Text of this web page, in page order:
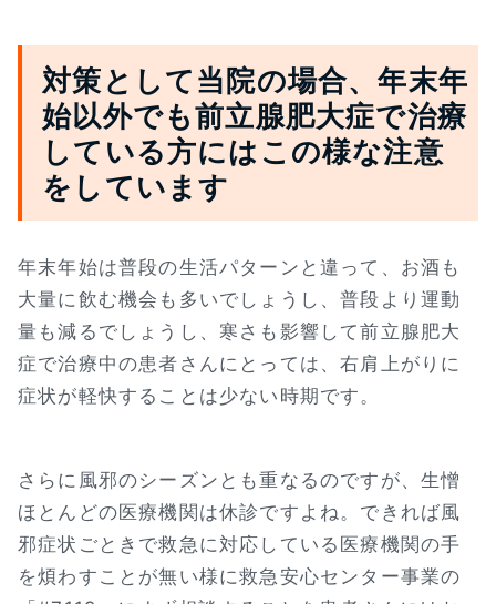
対策として当院の場合、年末年
始以外でも前立腺肥大症で治療
している方にはこの様な注意
をしています
年末年始は普段の生活パターンと違って、お酒も
大量に飲む機会も多いでしょうし、普段より運動
量も減るでしょうし、寒さも影響して前立腺肥大
症で治療中の患者さんにとっては、右肩上がりに
症状が軽快することは少ない時期です。
さらに風邪のシーズンとも重なるのですが、生憎
ほとんどの医療機関は休診ですよね。できれば風
邪症状ごときで救急に対応している医療機関の手
を煩わすことが無い様に救急安心センター事業の